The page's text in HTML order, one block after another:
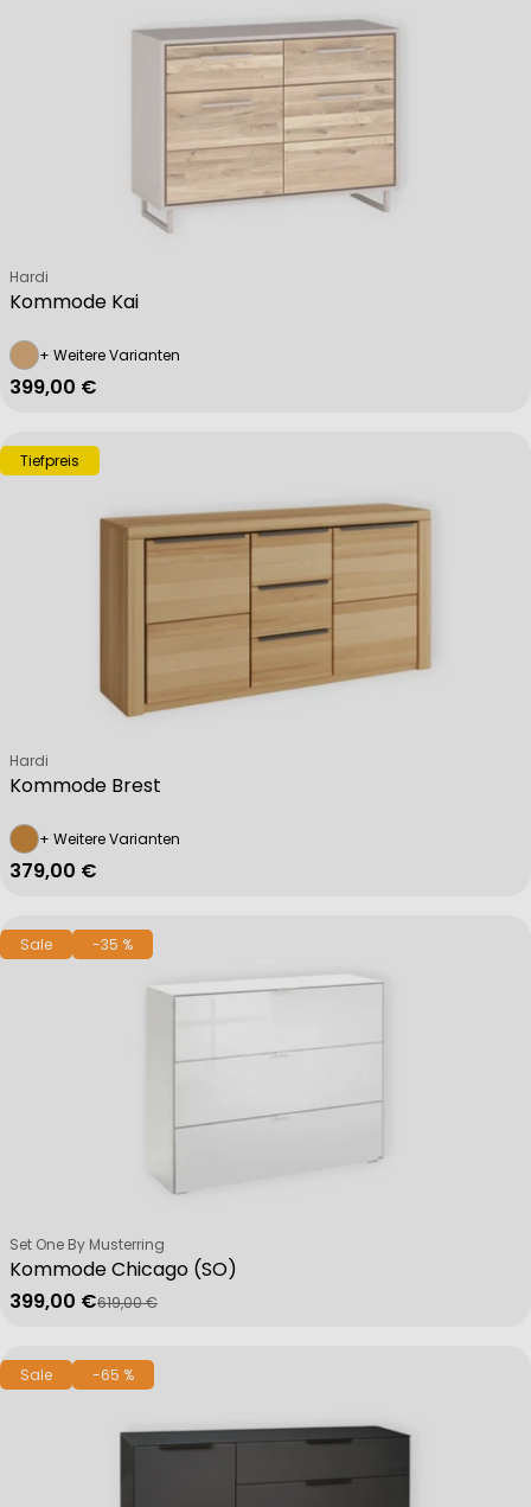
Kommode Kai
Verkäufer:
Hardi
+ Weitere Varianten
Regulärer Preis
399,00 €
Tiefpreis
Kommode Brest
Verkäufer:
Hardi
+ Weitere Varianten
Regulärer Preis
379,00 €
Sale -35 %
Kommode Chicago (SO)
Verkäufer:
Set One By Musterring
Verkaufspreis
399,00 €
Regulärer Preis
619,00 €
Sale -65 %